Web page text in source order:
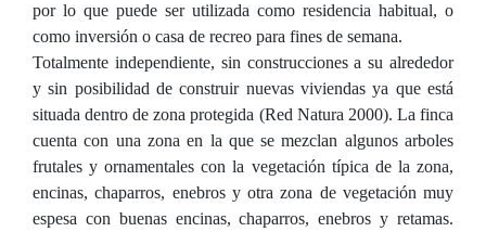
por lo que puede ser utilizada como residencia habitual, o
como inversión o casa de recreo para fines de semana.
Totalmente independiente, sin construcciones a su alrededor
y sin posibilidad de construir nuevas viviendas ya que está
situada dentro de zona protegida (Red Natura 2000). La finca
cuenta con una zona en la que se mezclan algunos arboles
frutales y ornamentales con la vegetación típica de la zona,
encinas, chaparros, enebros y otra zona de vegetación muy
espesa con buenas encinas, chaparros, enebros y retamas.